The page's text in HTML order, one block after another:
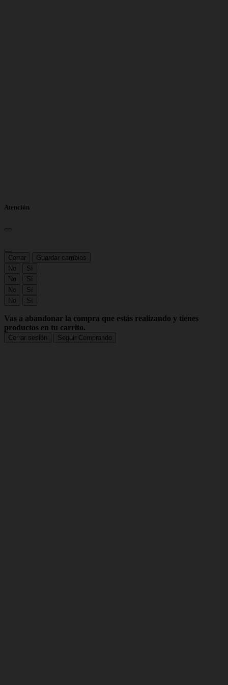
Atención
Cerrar
Guardar cambios
No
Sí
No
Sí
No
Sí
No
Sí
Vas a abandonar la compra que estás realizando y tienes
productos en tu carrito.
Cerrar sesión Seguir Comprando